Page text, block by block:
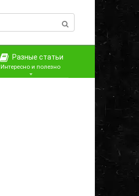
Разные статьи
Интересно и полезно